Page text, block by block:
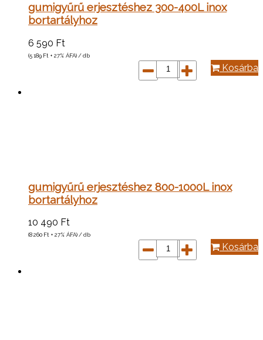
gumigyűrű erjesztéshez 300-400L inox
bortartályhoz
6 590 Ft
(5 189 Ft + 27% ÁFA) / db
Kosárba
gumigyűrű erjesztéshez 800-1000L inox
bortartályhoz
10 490 Ft
(8 260 Ft + 27% ÁFA) / db
Kosárba